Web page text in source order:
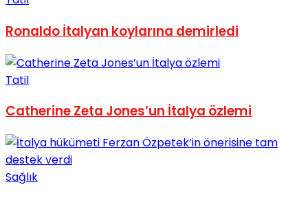
View All Result
Ronaldo İtalyan koylarına demirledi
Tatil
Catherine Zeta Jones’un İtalya özlemi
Sağlık